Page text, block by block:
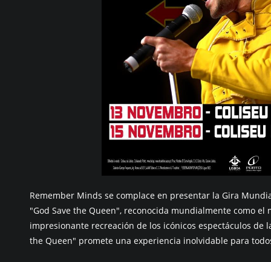
Remember Minds se complace en presentar la Gira
"God Save the Queen", reconocida mundialmente como el
impresionante recreación de los icónicos espectáculos de
the Queen" promete una experiencia inolvidable para